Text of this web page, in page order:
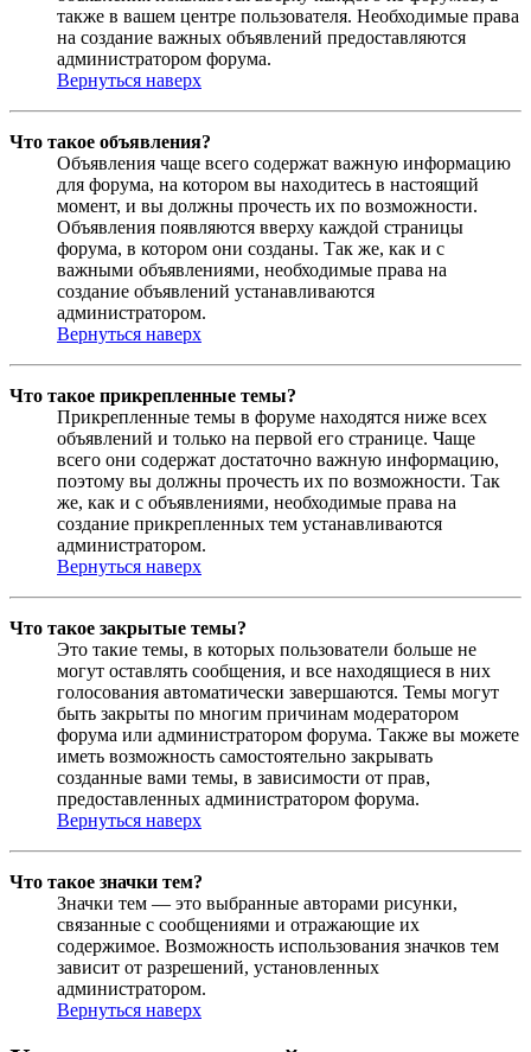
также в вашем центре пользователя. Необходимые права
на создание важных объявлений предоставляются
администратором форума.
Вернуться наверх
Что такое объявления?
Объявления чаще всего содержат важную информацию
для форума, на котором вы находитесь в настоящий
момент, и вы должны прочесть их по возможности.
Объявления появляются вверху каждой страницы
форума, в котором они созданы. Так же, как и с
важными объявлениями, необходимые права на
создание объявлений устанавливаются
администратором.
Вернуться наверх
Что такое прикрепленные темы?
Прикрепленные темы в форуме находятся ниже всех
объявлений и только на первой его странице. Чаще
всего они содержат достаточно важную информацию,
поэтому вы должны прочесть их по возможности. Так
же, как и с объявлениями, необходимые права на
создание прикрепленных тем устанавливаются
администратором.
Вернуться наверх
Что такое закрытые темы?
Это такие темы, в которых пользователи больше не
могут оставлять сообщения, и все находящиеся в них
голосования автоматически завершаются. Темы могут
быть закрыты по многим причинам модератором
форума или администратором форума. Также вы можете
иметь возможность самостоятельно закрывать
созданные вами темы, в зависимости от прав,
предоставленных администратором форума.
Вернуться наверх
Что такое значки тем?
Значки тем — это выбранные авторами рисунки,
связанные с сообщениями и отражающие их
содержимое. Возможность использования значков тем
зависит от разрешений, установленных
администратором.
Вернуться наверх